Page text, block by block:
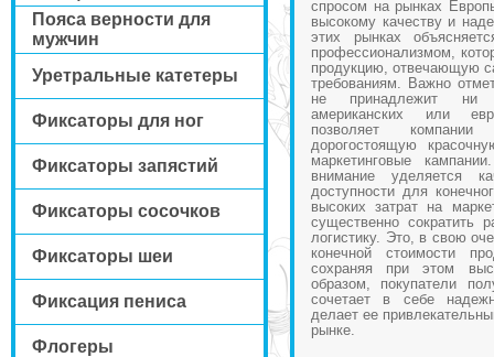
Пояса верности для
мужчин
Уретральные катетеры
Фиксаторы для ног
Фиксаторы запястий
Фиксаторы сосочков
Фиксаторы шеи
Фиксация пениса
Флогеры
спросом на рынках
высокому качеству и
этих рынках
профессионализмом,
продукцию, отвечающую
требованиям. Важно
не принадлежит ни
американских или
позволяет
дорогостоящую
маркетинговые
внимание уделяется
доступности для
высоких затрат на
существенно сократить
логистику. Это, в свою
конечной стоимости
сохраняя при этом
образом, покупатели
сочетает в себе
делает ее
рынке.